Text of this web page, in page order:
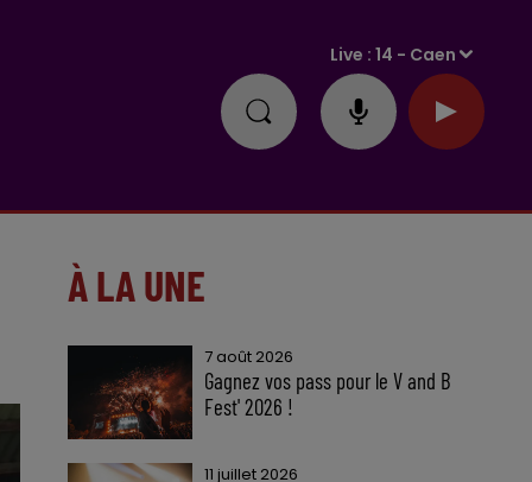
Live :14 - Caen
À LA UNE
7 août 2026
Gagnez vos pass pour le V and B
Fest' 2026 !
11 juillet 2026